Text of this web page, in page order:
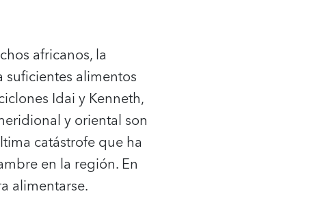
africanos, la
suficientes alimentos
Idai y Kenneth,
y oriental son
catástrofe que ha
en la región. En
alimentarse.